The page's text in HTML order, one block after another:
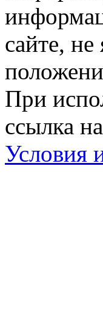
сайте,
При
ссылка
Условия